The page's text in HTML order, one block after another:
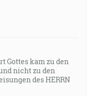
Gottes kam zu den
nicht zu den
des HERRN